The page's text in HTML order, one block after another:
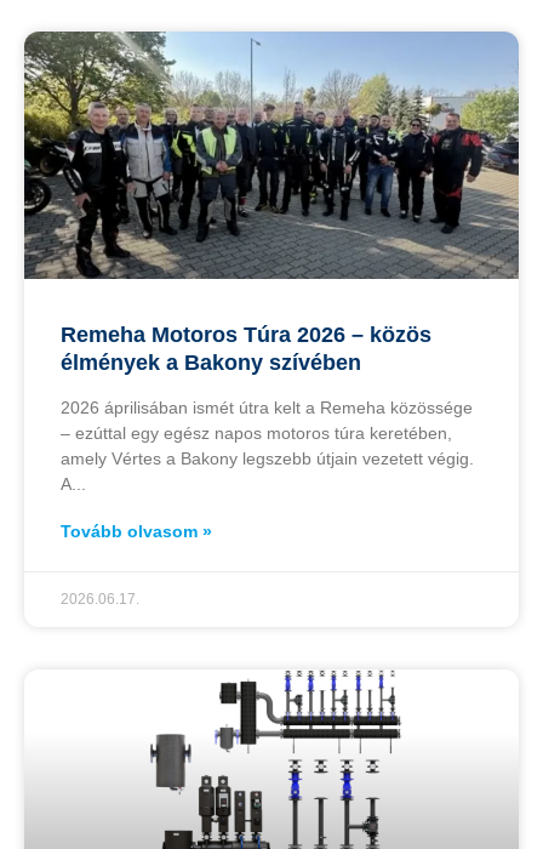
Remeha Motoros Túra 2026 – közös
élmények a Bakony szívében
2026 áprilisában ismét útra kelt a Remeha közössége
– ezúttal egy egész napos motoros túra keretében,
amely Vértes a Bakony legszebb útjain vezetett végig.
A
Tovább olvasom »
2026.06.17.